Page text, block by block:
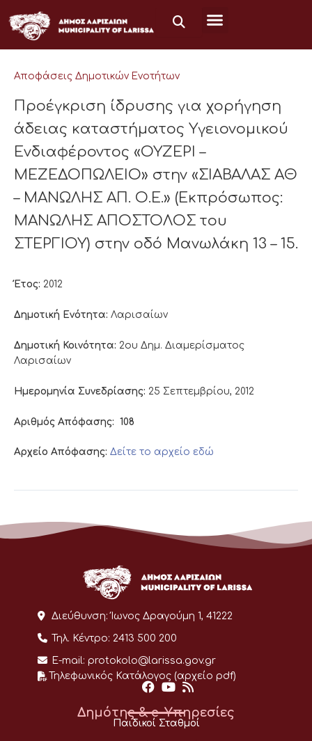
στο
περιεχόμενο
Αποφάσεις Δημοτικών Ενοτήτων
Προέγκριση ίδρυσης για χορήγηση
άδειας καταστήματος Υγειονομικού
Ενδιαφέροντος «ΟΥΖΕΡΙ –
ΜΕΖΕΔΟΠΩΛΕΙΟ» στην «ΣΙΑΒΑΛΑΣ ΑΘ
– ΜΑΝΩΛΗΣ ΑΠ. Ο.Ε.» (Εκπρόσωπος:
ΜΑΝΩΛΗΣ ΑΠΟΣΤΟΛΟΣ του
ΣΤΕΡΓΙΟΥ) στην οδό Μανωλάκη 13 – 15.
Έτος: 2012
Δημοτική Ενότητα: Λαρισαίων
Δημοτική Κοινότητα: 2ου Δημ. Διαμερίσματος
Λαρισαίων
Ημερομηνία Συνεδρίασης: 25 Σεπτεμβρίου, 2012
Αριθμός Απόφασης: 108
Αρχείο Απόφασης: Δείτε το αρχείο εδώ
Διεύθυνση: Ίωνος Δραγούμη 1, 41222
Τηλ. Κέντρο: 2413 500 200
E-mail: protokolo@larissa.gov.gr
Τηλεφωνικός Κατάλογος (αρχείο pdf)
Δημότης & e-Υπηρεσίες
Παιδικοί Σταθμοί